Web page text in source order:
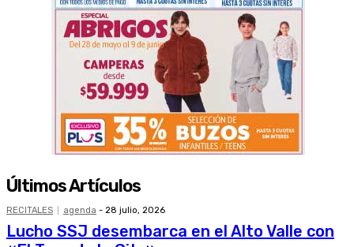
Últimos Artículos
RECITALES agenda - 28 julio, 2026
Lucho SSJ desembarca en el Alto Valle con